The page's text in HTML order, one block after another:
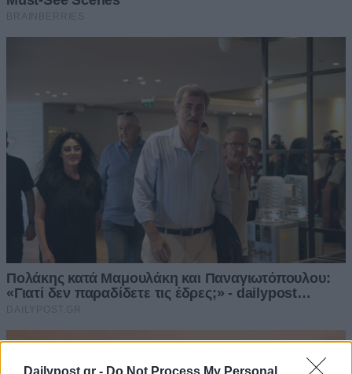
Dailypost.gr - Do Not Process My Personal